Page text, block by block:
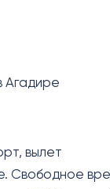
Агадире
вылет
Свободное